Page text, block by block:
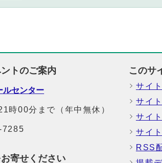
トのご案内
ルセンター
時00分まで（年中無休）
7285
寄せください
このサ
サイ
サイ
サイ
サイ
RSS